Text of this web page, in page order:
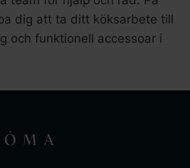
dig att ta ditt köksarbete till
och funktionell accessoar i